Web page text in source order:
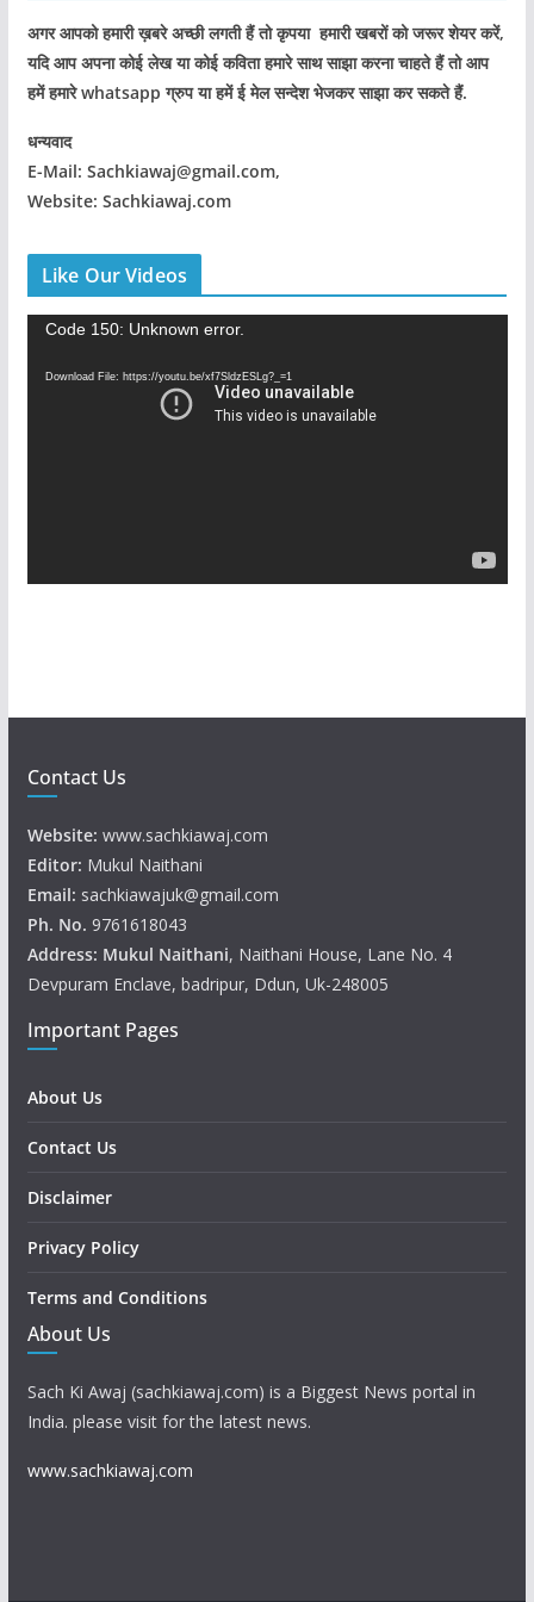
अगर आपको हमारी ख़बरे अच्छी लगती हैं तो कृपया हमारी खबरों को जरूर शेयर करें,
यदि आप अपना कोई लेख या कोई कविता हमारे साथ साझा करना चाहते हैं तो आप
हमें हमारे whatsapp ग्रुप या हमें ई मेल सन्देश भेजकर साझा कर सकते हैं.
धन्यवाद
E-Mail: Sachkiawaj@gmail.com,
Website: Sachkiawaj.com
Like Our Videos
Code 150: Unknown error.
Download File: https://youtu.be/xf7SldzESLg?_=1
Contact Us
Website: www.sachkiawaj.com
Editor: Mukul Naithani
Email: sachkiawajuk@gmail.com
Ph. No. 9761618043
Address: Mukul Naithani, Naithani House, Lane No. 4
Devpuram Enclave, badripur, Ddun, Uk-248005
Important Pages
About Us
Contact Us
Disclaimer
Privacy Policy
Terms and Conditions
About Us
Sach Ki Awaj (sachkiawaj.com) is a Biggest News portal in
India. please visit for the latest news.
www.sachkiawaj.com